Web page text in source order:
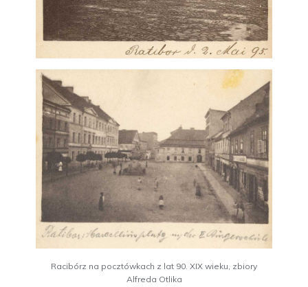
Racibórz na pocztówkach z lat 90. XIX wieku, zbiory
Alfreda Otlika